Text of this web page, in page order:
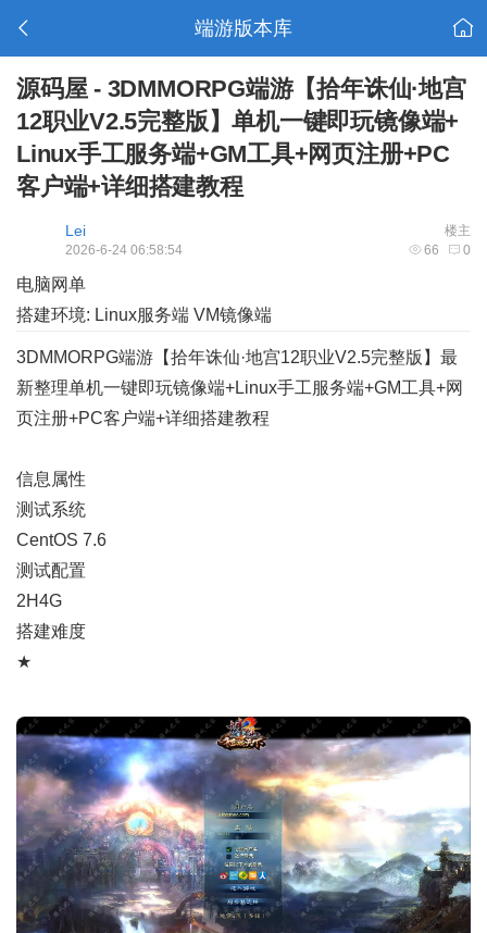
端游版本库
源码屋 - 3DMMORPG端游【拾年诛仙·地宫
12职业V2.5完整版】单机一键即玩镜像端+
Linux手工服务端+GM工具+网页注册+PC
客户端+详细搭建教程
楼主
Lei
66 0
2026-6-24 06:58:54
电脑网单
搭建环境: Linux服务端 VM镜像端
3DMMORPG端游【拾年诛仙·地宫12职业V2.5完整版】最
新整理单机一键即玩镜像端+Linux手工服务端+GM工具+网
页注册+PC客户端+详细搭建教程
信息属性
测试系统
CentOS 7.6
测试配置
2H4G
搭建难度
★